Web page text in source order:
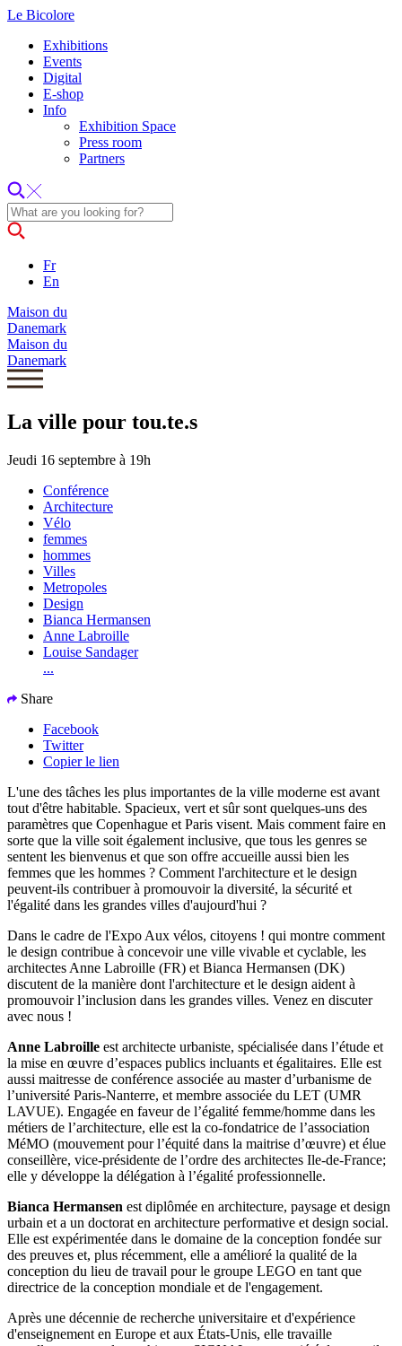
Le Bicolore
Exhibitions
Events
Digital
E-shop
Info
Exhibition Space
Press room
Partners
Fr
En
Maison du
Danemark
Maison du
Danemark
La ville pour tou.te.s
Jeudi 16 septembre à 19h
Conférence
Architecture
Vélo
femmes
hommes
Villes
Metropoles
Design
Bianca Hermansen
Anne Labroille
Louise Sandager
...
Share
Facebook
Twitter
Copier le lien
L'une des tâches les plus importantes de la ville moderne est avant
tout d'être habitable. Spacieux, vert et sûr sont quelques-uns des
paramètres que Copenhague et Paris visent. Mais comment faire en
sorte que la ville soit également inclusive, que tous les genres se
sentent les bienvenus et que son offre accueille aussi bien les
femmes que les hommes ? Comment l'architecture et le design
peuvent-ils contribuer à promouvoir la diversité, la sécurité et
l'égalité dans les grandes villes d'aujourd'hui ?
Dans le cadre de l'Expo Aux vélos, citoyens ! qui montre comment
le design contribue à concevoir une ville vivable et cyclable, les
architectes Anne Labroille (FR) et Bianca Hermansen (DK)
discutent de la manière dont l'architecture et le design aident à
promouvoir l’inclusion dans les grandes villes. Venez en discuter
avec nous !
Anne Labroille est architecte urbaniste, spécialisée dans l’étude et
la mise en œuvre d’espaces publics incluants et égalitaires. Elle est
aussi maitresse de conférence associée au master d’urbanisme de
l’université Paris-Nanterre, et membre associée du LET (UMR
LAVUE). Engagée en faveur de l’égalité femme/homme dans les
métiers de l’architecture, elle est la co-fondatrice de l’association
MéMO (mouvement pour l’équité dans la maitrise d’œuvre) et élue
conseillère, vice-présidente de l’ordre des architectes Ile-de-France;
elle y développe la délégation à l’égalité professionnelle.
Bianca Hermansen est diplômée en architecture, paysage et design
urbain et a un doctorat en architecture performative et design social.
Elle est expérimentée dans le domaine de la conception fondée sur
des preuves et, plus récemment, elle a amélioré la qualité de la
conception du lieu de travail pour le groupe LEGO en tant que
directrice de la conception mondiale et de l'engagement.
Après une décennie de recherche universitaire et d'expérience
d'enseignement en Europe et aux États-Unis, elle travaille